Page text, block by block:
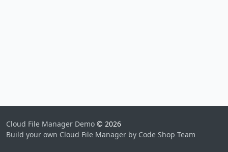
Cloud File Manager Demo © 2026
Build your own Cloud File Manager by Code Shop Team